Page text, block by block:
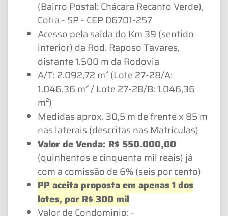
(Bairro Postal: Chácara Recanto Verde),
Cotia - SP - CEP 06701-257
Acesso pela saída do Km 39 (sentido
interior) da Rod. Raposo Tavares,
distante 1.500 m da Rodovia
A/T: 2.092,72 m² (Lote 27-28/A:
1.046,36 m² / Lote 27-28/B: 1.046,36
m²)
Medidas aprox. 30,5 m de frente x 85 m
nas laterais (descritas nas Matrículas)
Valor de Venda: R$ 550.000,00
(quinhentos e cinquenta mil reais) já
com a comissão de 6% (seis por cento)
PP aceita proposta em apenas 1 dos
lotes, por R$ 300 mil
Valor de Condomínio: -